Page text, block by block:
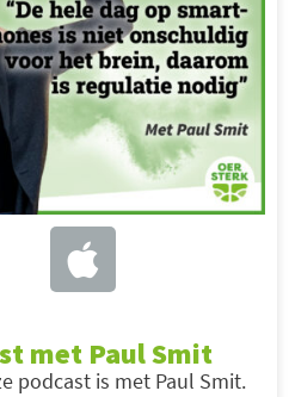
met Paul Smit
podcast is met Paul Smit.